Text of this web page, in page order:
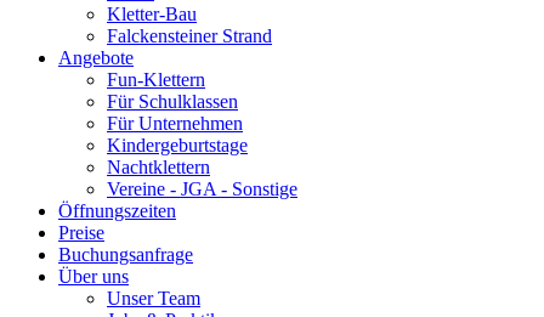
Kletter-Bau
Falckensteiner Strand
Angebote
Fun-Klettern
Für Schulklassen
Für Unternehmen
Kindergeburtstage
Nachtklettern
Vereine - JGA - Sonstige
Öffnungszeiten
Preise
Buchungsanfrage
Über uns
Unser Team